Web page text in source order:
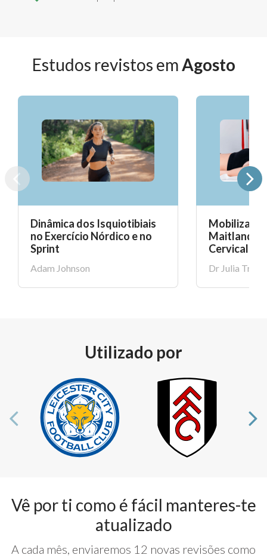
Estudos revistos em Agosto
Dinâmica dos Isquiotibiais
no Exercício Nórdico e no
Sprint
Adam Johnson
Maitland
Cervical
Dr Julia
Utilizado por
Vê por ti como é fácil manteres-te
atualizado
A cada mês, enviaremos 12 novas revisões como